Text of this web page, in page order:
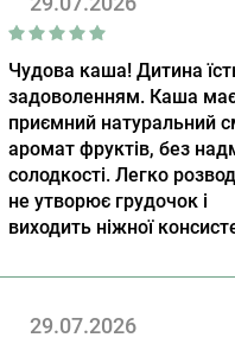
Чудова каша! Дитина
задоволенням. Каша
приємний натуральний
аромат фруктів, без
солодкості. Легко
не утворює грудочок і
виходить ніжної
29.07.2026